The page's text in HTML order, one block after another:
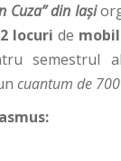
Cuza” din Iaşi
2 locuri de
semestrul
cuantum de